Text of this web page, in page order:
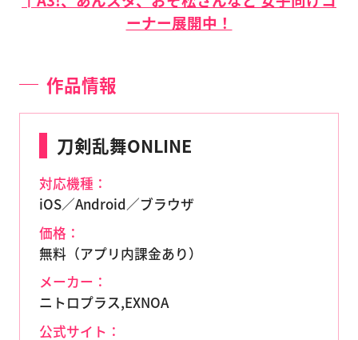
ーナー展開中！
作品情報
刀剣乱舞ONLINE
対応機種：
iOS／Android／ブラウザ
価格：
無料（アプリ内課金あり）
メーカー：
ニトロプラス,EXNOA
公式サイト：